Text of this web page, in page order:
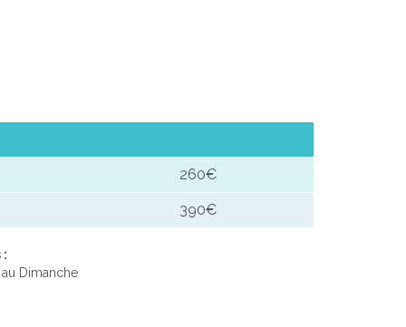
260€
390€
:
Dimanche